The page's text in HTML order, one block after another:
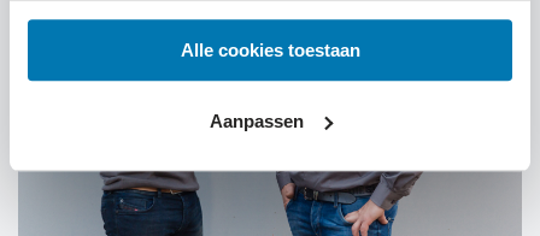
Alle cookies toestaan
Aanpassen